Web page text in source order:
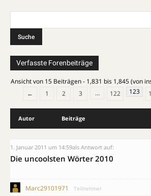
Verfasste Forenbeiträge
Ansicht von 15 Beiträgen - 1,831 bis 1,845 (von
←
1 2 3 … 122 123
Autor Beiträge
1. Januar 2011 um 14:59als Antwort auf:
Die uncoolsten Wörter 2010
Marc29101971 Teilnehmer